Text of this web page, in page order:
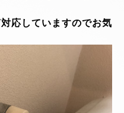
応していますのでお気